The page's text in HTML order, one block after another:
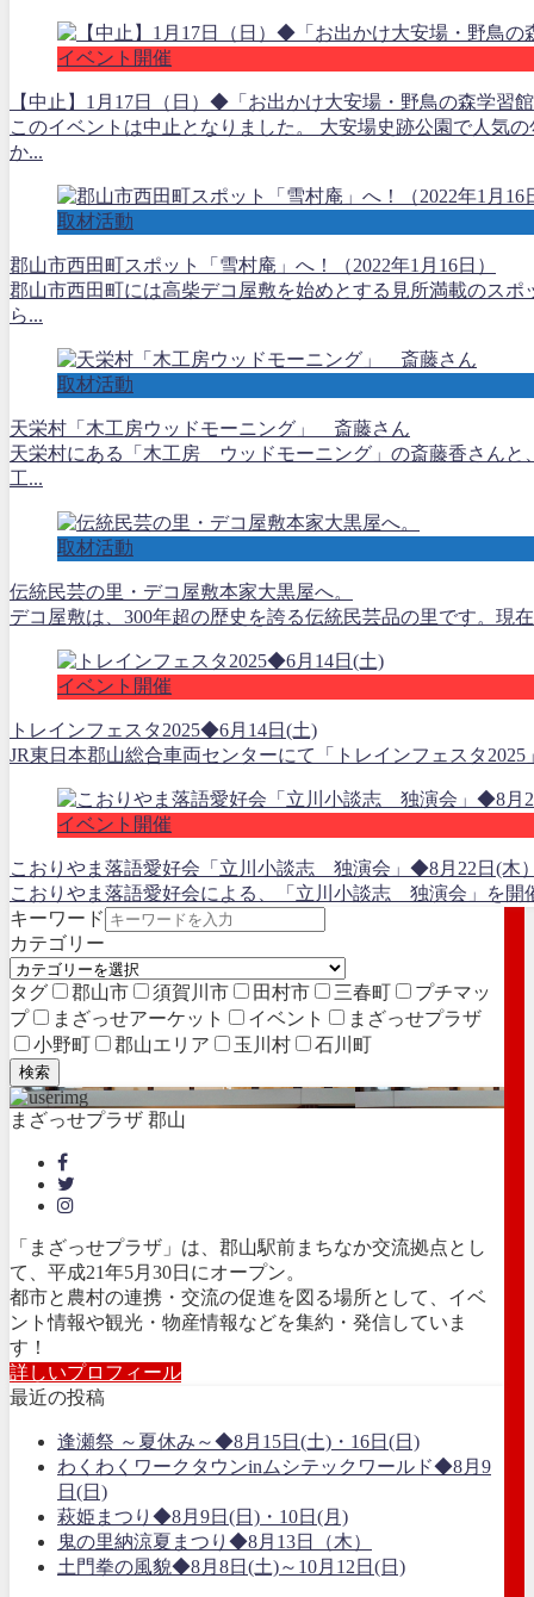
イベント開催
【中止】1月17日（日）◆「お出かけ大安場・野鳥の森学習
このイベントは中止となりました。 大安場史跡公園で人気
か...
取材活動
郡山市西田町スポット「雪村庵」へ！（2022年1月16日）
郡山市西田町には高柴デコ屋敷を始めとする見所満載のス
ら...
取材活動
天栄村「木工房ウッドモーニング」 斎藤さん
天栄村にある「木工房 ウッドモーニング」の斎藤香さんと
工...
取材活動
伝統民芸の里・デコ屋敷本家大黒屋へ。
デコ屋敷は、300年超の歴史を誇る伝統民芸品の里です。現
イベント開催
トレインフェスタ2025◆6月14日(土)
JR東日本郡山総合車両センターにて「トレインフェスタ
イベント開催
こおりやま落語愛好会「立川小談志 独演会」◆8月22日(木
こおりやま落語愛好会による、「立川小談志 独演会」を
キーワード
カテゴリー
タグ 郡山市 須賀川市 田村市 三春町
プチマッ
プ
まざっせアーケット イベント
まざっせプラザ
小野町
郡山エリア 玉川村 石川町
検索
まざっせプラザ 郡山
「まざっせプラザ」は、郡山駅前まちなか交流拠点とし
て、平成21年5月30日にオープン。
都市と農村の連携・交流の促進を図る場所として、イベ
ント情報や観光・物産情報などを集約・発信していま
す！
詳しいプロフィール
最近の投稿
逢瀬祭 ～夏休み～◆8月15日(土)・16日(日)
わくわくワークタウンinムシテックワールド◆8月9
日(日)
萩姫まつり◆8月9日(日)・10日(月)
鬼の里納涼夏まつり◆8月13日（木）
土門拳の風貌◆8月8日(土)～10月12日(日)